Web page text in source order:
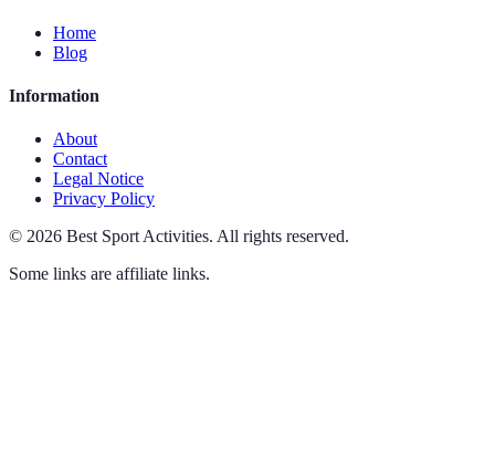
Home
Blog
Information
About
Contact
Legal Notice
Privacy Policy
© 2026 Best Sport Activities. All rights reserved.
Some links are affiliate links.